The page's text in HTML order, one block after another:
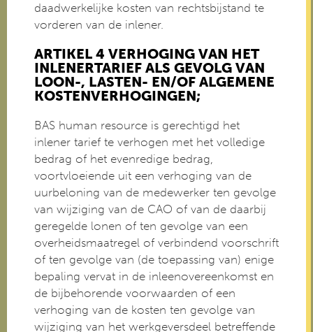
daadwerkelijke kosten van rechtsbijstand te
vorderen van de inlener.
ARTIKEL 4 VERHOGING VAN HET
INLENERTARIEF ALS GEVOLG VAN
LOON-, LASTEN- EN/OF ALGEMENE
KOSTENVERHOGINGEN;
BAS human resource is gerechtigd het
inlener tarief te verhogen met het volledige
bedrag of het evenredige bedrag,
voortvloeiende uit een verhoging van de
uurbeloning van de medewerker ten gevolge
van wijziging van de CAO of van de daarbij
geregelde lonen of ten gevolge van een
overheidsmaatregel of verbindend voorschrift
of ten gevolge van (de toepassing van) enige
bepaling vervat in de inleenovereenkomst en
de bijbehorende voorwaarden of een
verhoging van de kosten ten gevolge van
wijziging van het werkgeversdeel betreffende